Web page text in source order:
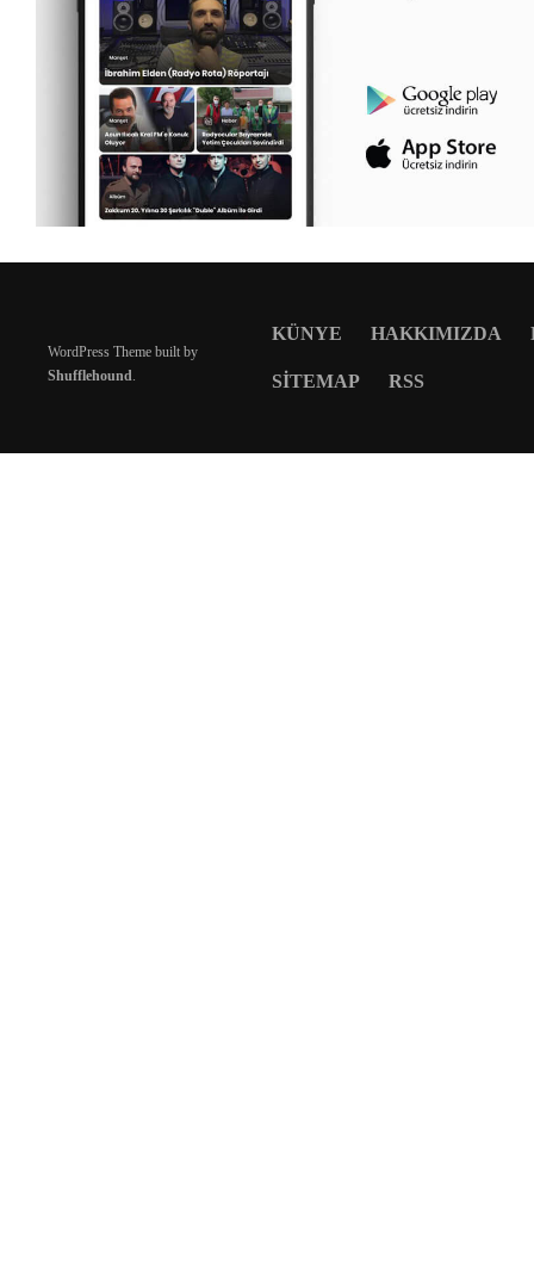
WordPress Theme built by
Shufflehound
KÜNYE HAKKIMIZDA
SITEMAP RSS